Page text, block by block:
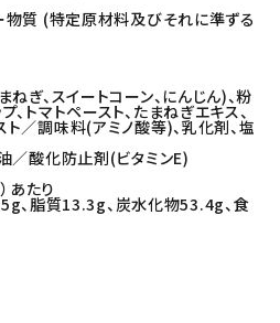
物質 (特定原材料及びそれに準ずる
ねぎ、スイートコーン、にんじん)、粉
、トマトペースト、たまねぎエキス、
ト／調味料(アミノ酸等)、乳化剤、塩
／酸化防止剤(ビタミンE)
あたり
、脂質13.3g、炭水化物53.4g、食